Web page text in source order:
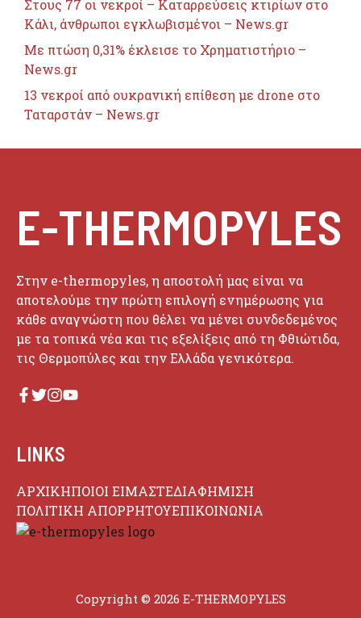
Στους 77 οι νεκροί – Καταρρεύσεις κτιρίων στο
Κάλι, άνθρωποι εγκλωβισμένοι – News.gr
Με πτώση 0,31% έκλεισε το Χρηματιστήριο –
News.gr
13 νεκροί από ουκρανική επίθεση με drone στο
Ταταρστάν – News.gr
E-THERMOPYLES
Στην e-thermopyles, η αποστολή μας είναι να
αποτελούμε την πρώτη επιλογή ενημέρωσης για
κάθε αναγνώστη που θέλει να μένει συνδεδεμένος
με τα τοπικά νέα και τις εξελίξεις από τη Φθιώτιδα,
τις Θερμοπύλες και την Ελλάδα γενικότερα.
LINKS
ΑΡΧΙΚΗΠΟΙΟΙ ΕΙΜΑΣΤΕΔΙΑΦΗΜΙΣΗ
ΠΟΛΙΤΙΚΗ ΑΠΟΡΡΗΤΟΥΕΠΙΚΟΙΝΩΝΙΑ
Copyright © 2026 E-THERMOPYLES